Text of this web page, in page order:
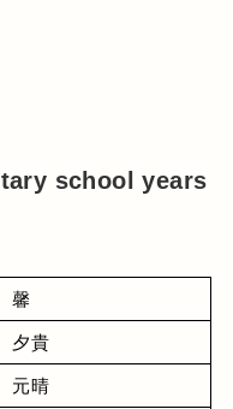
school years
馨
夕貴
元晴